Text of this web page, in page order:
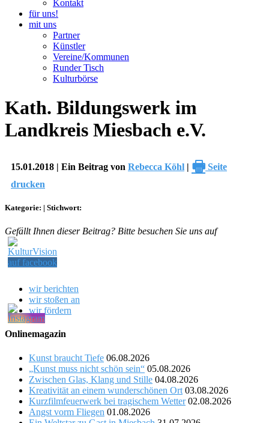
Kontakt
für uns!
mit uns
Partner
Künstler
Vereine/Kommunen
Runder Tisch
Kulturbörse
Kath. Bildungswerk im
Landkreis Miesbach e.V.
15.01.2018 | Ein Beitrag von Rebecca Köhl | 🖶 Seite
drucken
Kategorie: | Stichwort:
Gefällt Ihnen dieser Beitrag? Bitte besuchen Sie uns auf
wir berichten
wir stoßen an
wir fördern
Onlinemagazin
Kunst braucht Tiefe 06.08.2026
„Kunst muss nicht schön sein“ 05.08.2026
Zwischen Glas, Klang und Stille 04.08.2026
Kreativität an einem wunderschönen Ort 03.08.2026
Kurzfilmfeuerwerk bei tragischem Wetter 02.08.2026
Angst vorm Fliegen 01.08.2026